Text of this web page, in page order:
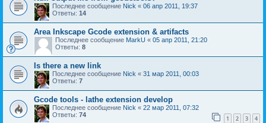
Последнее сообщение Nick « 06 апр 2011, 19:37
Ответы: 14
Area Inkscape Gcode extension & artifacts
Последнее сообщение MarkU « 05 апр 2011, 21:20
Ответы: 8
Is there a new link
Последнее сообщение Nick « 31 мар 2011, 00:03
Ответы: 7
Gcode tools - lathe extension develop
Последнее сообщение Nick « 22 мар 2011, 07:32
Ответы: 74 1 2 3 4